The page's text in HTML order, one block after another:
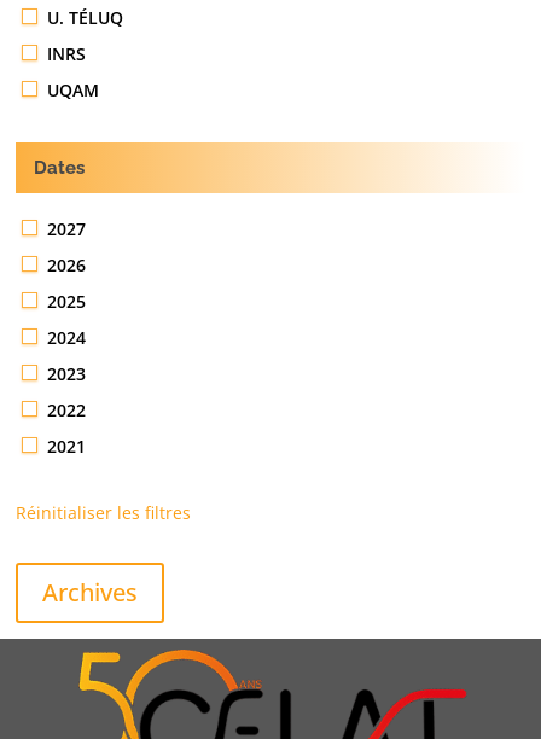
U. TÉLUQ
INRS
UQAM
Dates
2027
2026
2025
2024
2023
2022
2021
Réinitialiser les filtres
Archives